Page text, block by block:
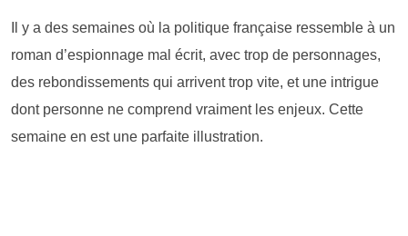
Il y a des semaines où la politique française ressemble à un
roman d’espionnage mal écrit, avec trop de personnages,
des rebondissements qui arrivent trop vite, et une intrigue
dont personne ne comprend vraiment les enjeux. Cette
semaine en est une parfaite illustration.